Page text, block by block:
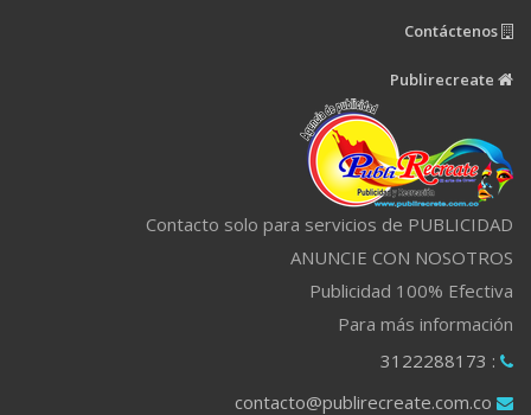
Contacto solo para servicios de PUBLICIDAD
ANUNCIE CON NOSOTROS
Publicidad 100% Efectiva
Para más información
: 3122288173
contacto@publirecreate.com.co